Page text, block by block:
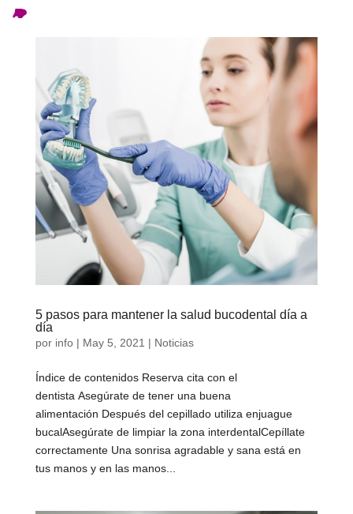
5 pasos para mantener la salud bucodental día a
día
por info| May 5, 2021 | Noticias
Índice de contenidos Reserva cita con el
dentista Asegúrate de tener una buena
alimentación Después del cepillado utiliza enjuague
bucalAsegúrate de limpiar la zona interdentalCepíllate
correctamente Una sonrisa agradable y sana está en
tus manos y en las manos...